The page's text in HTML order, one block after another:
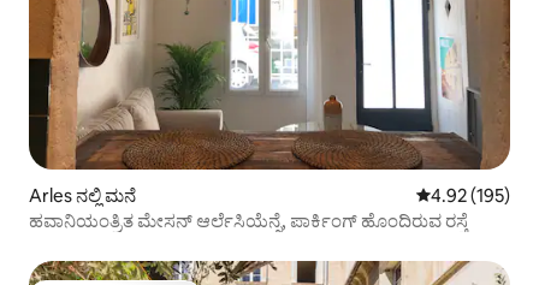
Arles ನಲ್ಲಿ ಮನೆ 5 ರಲ್ಲಿ 4.92
4.92 (195)
ಹವಾನಿಯಂತ್ರಿತ ಮೇಸನ್ ಆರ್ಲೆಸಿಯೆನ್ನೆ, ಪಾರ್ಕಿಂಗ್ ಹೊಂದಿರುವ ರಸ್ತೆ